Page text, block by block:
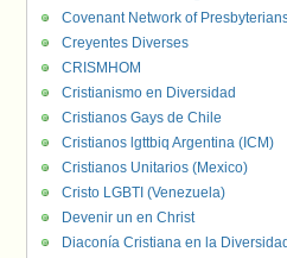
Covenant Network of
Creyentes Diverses
CRISMHOM
Cristianismo en Diversidad
Cristianos Gays de Chile
Cristianos lgttbiq Argentina (ICM)
Cristianos Unitarios (Mexico)
Cristo LGBTI (Venezuela)
Devenir un en Christ
Diaconía Cristiana en la